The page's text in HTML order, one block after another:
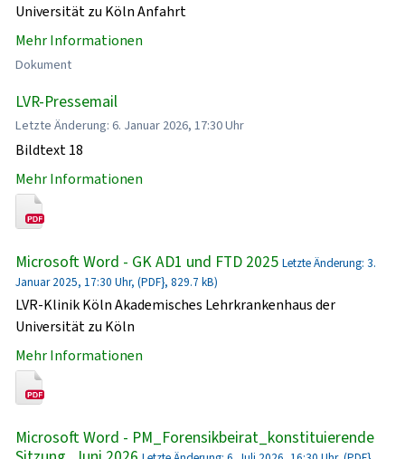
Universität zu Köln Anfahrt
Mehr Informationen
Dokument
LVR-Pressemail
Letzte Änderung: 6. Januar 2026, 17:30 Uhr
Bildtext 18
Mehr Informationen
Microsoft Word - GK AD1 und FTD 2025 Letzte Änderung: 3.
Januar 2025, 17:30 Uhr, (PDF}, 829.7 kB)
LVR-Klinik Köln Akademisches Lehrkrankenhaus der
Universität zu Köln
Mehr Informationen
Microsoft Word - PM_Forensikbeirat_konstituierende